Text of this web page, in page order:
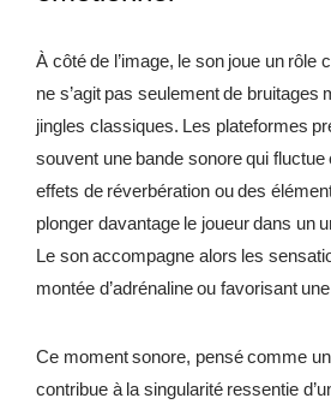
À côté de l’image, le son joue un rôle
ne s’agit pas seulement de bruitages
jingles classiques. Les plateformes
souvent une bande sonore qui fluctue
effets de réverbération ou des
plonger davantage le joueur dans un
Le son accompagne alors les
montée d’adrénaline ou favorisant
Ce moment sonore, pensé comme
contribue à la singularité ressentie